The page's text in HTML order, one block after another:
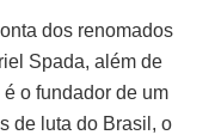
dos renomados
Spada, além de
o fundador de um
de luta do Brasil, o